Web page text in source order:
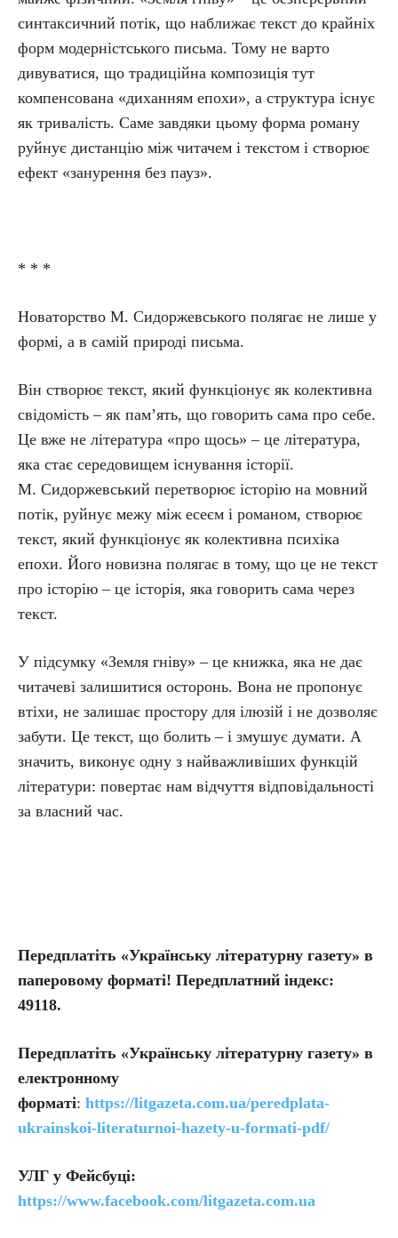
синтаксичний потік, що наближає текст до крайніх
форм модерністського письма. Тому не варто
дивуватися, що традиційна композиція тут
компенсована «диханням епохи», а структура існує
як тривалість. Саме завдяки цьому форма роману
руйнує дистанцію між читачем і текстом і створює
ефект «занурення без пауз».
* * *
Новаторство М. Сидоржевського полягає не лише у
формі, а в самій природі письма.
Він створює текст, який функціонує як колективна
свідомість – як пам’ять, що говорить сама про себе.
Це вже не література «про щось» – це література,
яка стає середовищем існування історії.
М. Сидоржевський перетворює історію на мовний
потік, руйнує межу між есеєм і романом, створює
текст, який функціонує як колективна психіка
епохи. Його новизна полягає в тому, що це не текст
про історію – це історія, яка говорить сама через
текст.
У підсумку «Земля гніву» – це книжка, яка не дає
читачеві залишитися осторонь. Вона не пропонує
втіхи, не залишає простору для ілюзій і не дозволяє
забути. Це текст, що болить – і змушує думати. А
значить, виконує одну з найважливіших функцій
літератури: повертає нам відчуття відповідальності
за власний час.
Передплатіть «Українську літературну газету» в
паперовому форматі! Передплатний індекс:
49118.
Передплатіть «Українську літературну газету» в
електронному
форматі: https://litgazeta.com.ua/peredplata-
ukrainskoi-literaturnoi-hazety-u-formati-pdf/
УЛГ у Фейсбуці:
https://www.facebook.com/litgazeta.com.ua